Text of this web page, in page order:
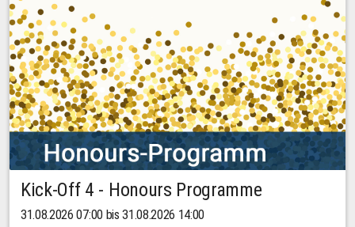
Kick-Off 4 - Honours Programme
31.08.2026 07:00 bis 31.08.2026 14:00